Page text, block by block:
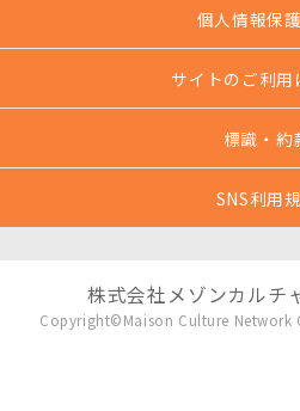
個人情報保
サイトのご利用
標識・約
SNS利用
株式会社メゾンカルチ
Copyright©Maison Culture Network